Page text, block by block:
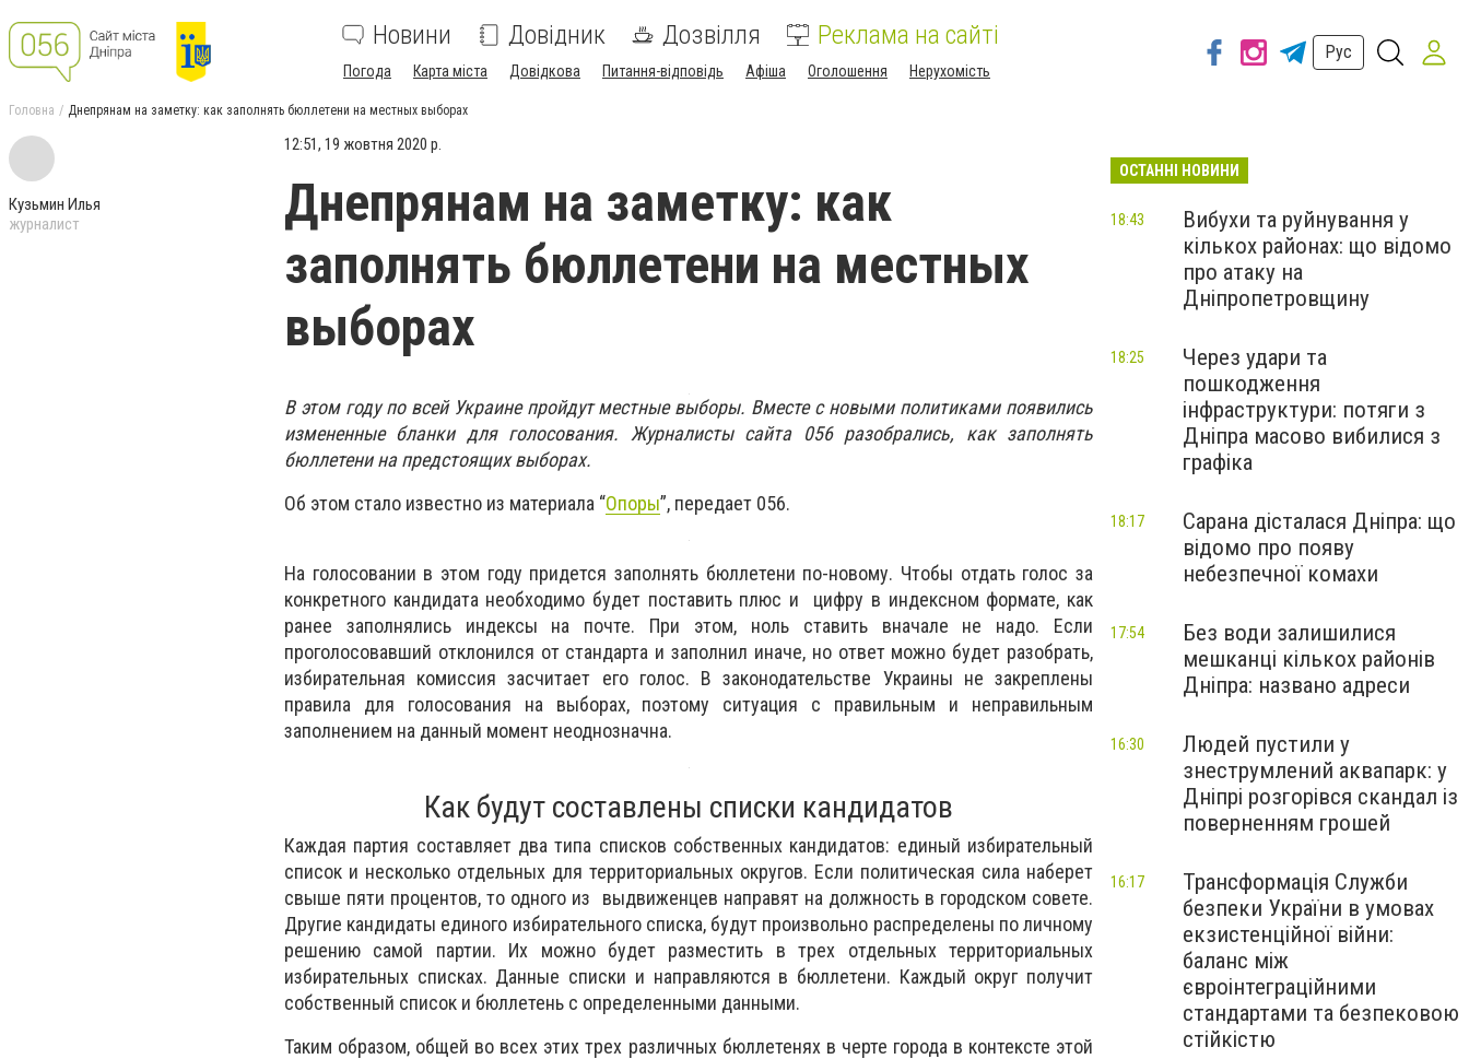
Новини Довідник Дозвілля Реклама на сайті
Погода Карта міста Довідкова Питання-відповідь Афіша Оголошення Нерухомість
Рус
Головна Днепрянам на заметку: как заполнять бюллетени на местных выборах
Кузьмин Илья
журналист
12:51, 19 жовтня 2020 р.
Днепрянам на заметку: как
заполнять бюллетени на местных
выборах
В этом году по всей Украине пройдут местные выборы. Вместе с новыми политиками появились
измененные бланки для голосования. Журналисты сайта 056 разобрались, как заполнять
бюллетени на предстоящих выборах.
Об этом стало известно из материала “Опоры”, передает 056.
На голосовании в этом году придется заполнять бюллетени по-новому. Чтобы отдать голос за
конкретного кандидата необходимо будет поставить плюс и цифру в индексном формате, как
ранее заполнялись индексы на почте. При этом, ноль ставить вначале не надо. Если
проголосовавший отклонился от стандарта и заполнил иначе, но ответ можно будет разобрать,
избирательная комиссия засчитает его голос. В законодательстве Украины не закреплены
правила для голосования на выборах, поэтому ситуация с правильным и неправильным
заполнением на данный момент неоднозначна.
Как будут составлены списки кандидатов
Каждая партия составляет два типа списков собственных кандидатов: единый избирательный
список и несколько отдельных для территориальных округов. Если политическая сила наберет
свыше пяти процентов, то одного из выдвиженцев направят на должность в городском совете.
Другие кандидаты единого избирательного списка, будут произвольно распределены по личному
решению самой партии. Их можно будет разместить в трех отдельных территориальных
избирательных списках. Данные списки и направляются в бюллетени. Каждый округ получит
собственный список и бюллетень с определенными данными.
Таким образом, общей во всех этих трех различных бюллетенях в черте города в контексте этой
ОСТАННІ НОВИНИ
Вибухи та руйнування у
кількох районах: що відомо
про атаку на
Дніпропетровщину
18:43
Через удари та
пошкодження
інфраструктури: потяги з
Дніпра масово вибилися з
графіка
18:25
Сарана дісталася Дніпра: що
відомо про появу
небезпечної комахи
18:17
Без води залишилися
мешканці кількох районів
Дніпра: названо адреси
17:54
Людей пустили у
знеструмлений аквапарк: у
Дніпрі розгорівся скандал із
поверненням грошей
16:30
Трансформація Служби
безпеки України в умовах
екзистенційної війни:
баланс між
євроінтеграційними
стандартами та безпековою
стійкістю
16:17